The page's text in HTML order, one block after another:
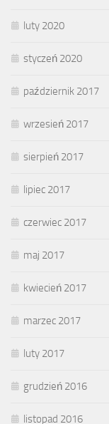
luty 2020
styczeń 2020
październik 2017
wrzesień 2017
sierpień 2017
lipiec 2017
czerwiec 2017
maj 2017
kwiecień 2017
marzec 2017
luty 2017
grudzień 2016
listopad 2016